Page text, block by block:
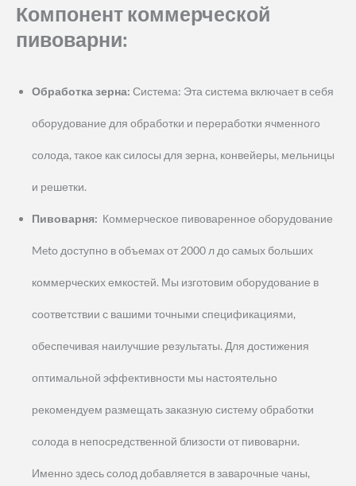
Компонент коммерческой
пивоварни:
Обработка зерна: Система: Эта система включает в себя
оборудование для обработки и переработки ячменного
солода, такое как силосы для зерна, конвейеры, мельницы
и решетки.
Пивоварня: Коммерческое пивоваренное оборудование
Meto доступно в объемах от 2000 л до самых больших
коммерческих емкостей. Мы изготовим оборудование в
соответствии с вашими точными спецификациями,
обеспечивая наилучшие результаты. Для достижения
оптимальной эффективности мы настоятельно
рекомендуем размещать заказную систему обработки
солода в непосредственной близости от пивоварни.
Именно здесь солод добавляется в заварочные чаны,